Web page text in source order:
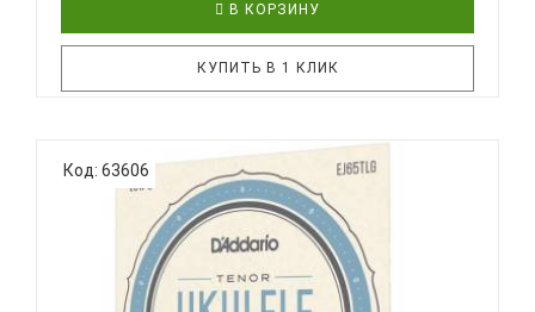
В КОРЗИНУ
КУПИТЬ В 1 КЛИК
Дополнительная ИнформацияКоличество струн:
4Размер: ТенорСтрана происхождения:
Соединенные штатыИнструмент:
УкулелеОсобенностиДля
профессионаловD'ADDARIO EJ99TLG струны для
укулеле тенор (Low G-C-E-A), из прозрачного
флюорокарбона..
Код: 63606